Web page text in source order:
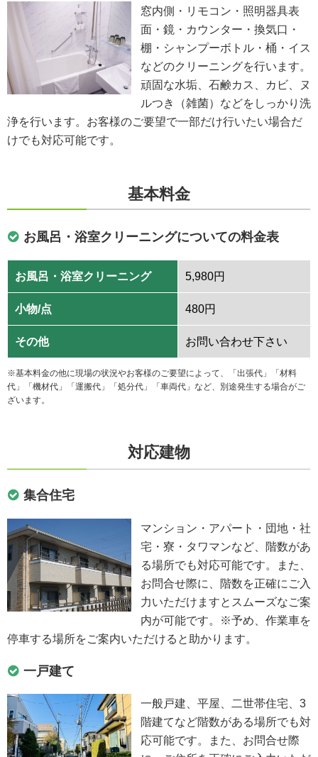
窓内側・リモコン・照明器具表
面・鏡・カウンター・換気口・
棚・シャンプーボトル・桶・イス
などのクリーニングを行います。
頑固な水垢、石鹸カス、カビ、ヌ
ルつき（雑菌）などをしっかり洗
浄を行います。お客様のご要望で一部だけ行いたい場合だ
けでも対応可能です。
基本料金
お風呂・浴室クリーニングについての料金表
お風呂・浴室クリーニング 5,980円
小物/点 480円
その他 お問い合わせ下さい
※基本料金の他に現場の状況やお客様のご要望によって、「出張代」「材料
代」「機材代」「運搬代」「処分代」「車両代」など、別途発生する場合がご
ざいます。
対応建物
集合住宅
マンション・アパート・団地・社
宅・寮・タワマンなど、階数があ
る場所でも対応可能です。また、
お問合せ際に、階数を正確にご入
力いただけますとスムーズなご案
内が可能です。※予め、作業車を
停車する場所をご案内いただけると助かります。
一戸建て
一般戸建、平屋、二世帯住宅、3
階建てなど階数がある場所でも対
応可能です。また、お問合せ際